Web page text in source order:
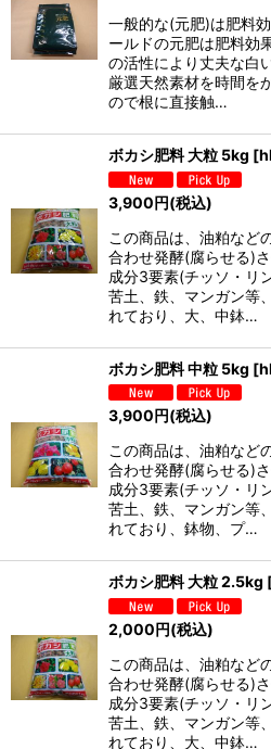
一般的な(元肥)は肥料
ールドの元肥は肥料効
の活性により丈夫な白
厳選天然素材を時間を
ので根に直接触…
ボカシ肥料 大粒 5kg [
3,900円(税込)
この商品は、油粕など
合わせ発酵(腐らせる)
成分3要素(チッソ・リ
苦土、鉄、マンガン等
れており、大、中鉢…
ボカシ肥料 中粒 5kg [
3,900円(税込)
この商品は、油粕など
合わせ発酵(腐らせる)
成分3要素(チッソ・リ
苦土、鉄、マンガン等
れており、鉢物、プ…
ボカシ肥料 大粒 2.5kg
2,000円(税込)
この商品は、油粕など
合わせ発酵(腐らせる)
成分3要素(チッソ・リ
苦土、鉄、マンガン等
れており、大、中鉢…